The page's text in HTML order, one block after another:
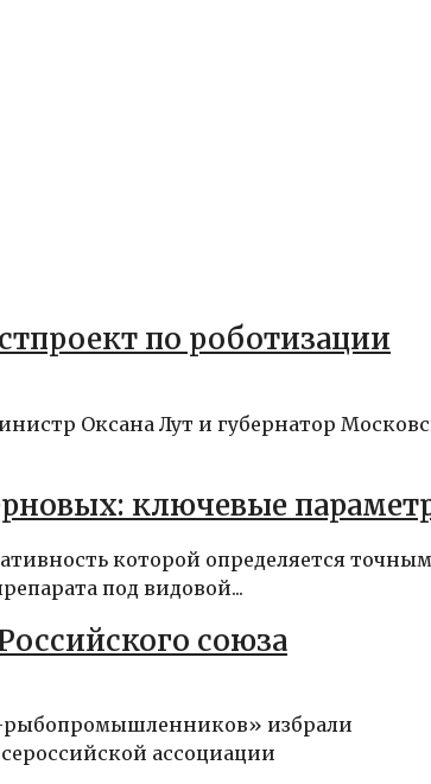
по роботизации
Оксана Лут и губернатор
ключевые
которой определяется точным
под видовой...
союза
рыбопромышленников» избрали
ассоциации